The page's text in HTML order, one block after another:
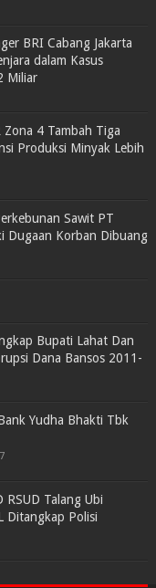
BRI Cabang Jakarta
dalam Kasus
Miliar
Zona 4 Tambah Tiga
Produksi Minyak Lebih
Sawit PT
Dugaan Korban Dibuang
Bupati Lahat Dan
Dana Bansos 2011-
Yudha Bhakti Tbk
RSUD Talang Ubi
Ditangkap Polisi